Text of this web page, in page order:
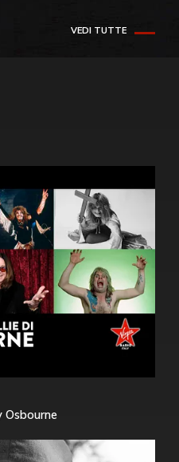
VEDI TUTTE
Osbourne